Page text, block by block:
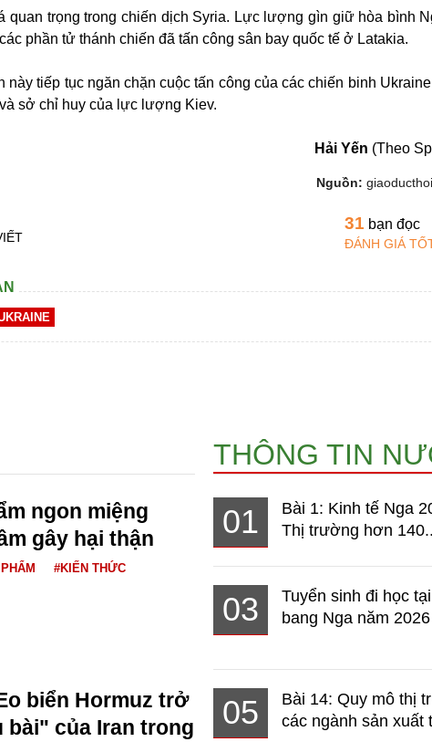
quan trọng trong chiến dịch Syria. Lực lượng gìn giữ hòa bình
phần tử thánh chiến đã tấn công sân bay quốc tế ở Latakia.
này tiếp tục ngăn chặn cuộc tấn công của các chiến binh
sở chỉ huy của lực lượng Kiev.
Hải Yến (Theo
Nguồn:
31 bạn đọc
ĐÁNH GIÁ
ngon miệng
gây hại thận
#KIẾN THỨC
biển Hormuz trở
bài" của Iran trong
THÔNG TIN
01
Bài 1: Kinh tế Nga
Thị trường hơn
03
Tuyển sinh đi học
bang Nga năm 2026
05
Bài 14: Quy mô thị
các ngành sản xuất